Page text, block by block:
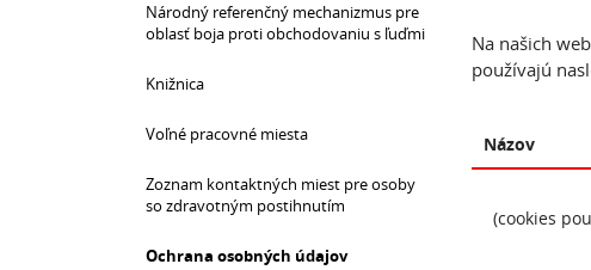
Na našich
používajú
Názov
(cookies
Národný referenčný mechanizmus pre
oblasť boja proti obchodovaniu s ľuďmi
Knižnica
Voľné pracovné miesta
Zoznam kontaktných miest pre osoby
so zdravotným postihnutím
Ochrana osobných údajov